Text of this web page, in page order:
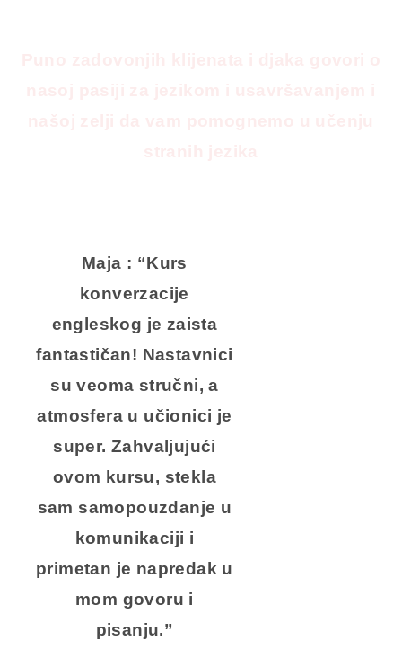
Maja : “Kurs
konverzacije
engleskog je zaista
fantastičan! Nastavnici
su veoma stručni, a
atmosfera u učionici je
super. Zahvaljujući
ovom kursu, stekla
sam samopouzdanje u
komunikaciji i
primetan je napredak u
mom govoru i
pisanju.”